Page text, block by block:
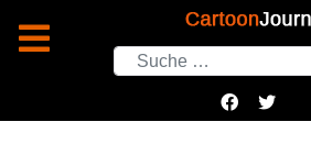
Suchen